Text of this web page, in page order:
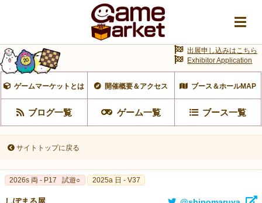
ゲームマーケットとは 開催概要＆アクセス ブース＆ホールMAP
ブログ一覧 ゲーム一覧 ブース一覧
出展申し込みはこちら
Exhibitor Application
サイトトップに戻る
2026s 両 - P17 試遊○ 2025a 日 - V37